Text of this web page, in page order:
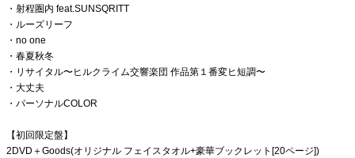
・射程圏内 feat.SUNSQRITT
・ルーズリーフ
・no one
・春夏秋冬
・リサイタル〜ヒルクライム交響楽団 作品第１番変ヒ短調〜
・大丈夫
・パーソナルCOLOR
【初回限定盤】
2DVD＋Goods(オリジナル フェイスタオル+豪華ブックレット[20ページ])